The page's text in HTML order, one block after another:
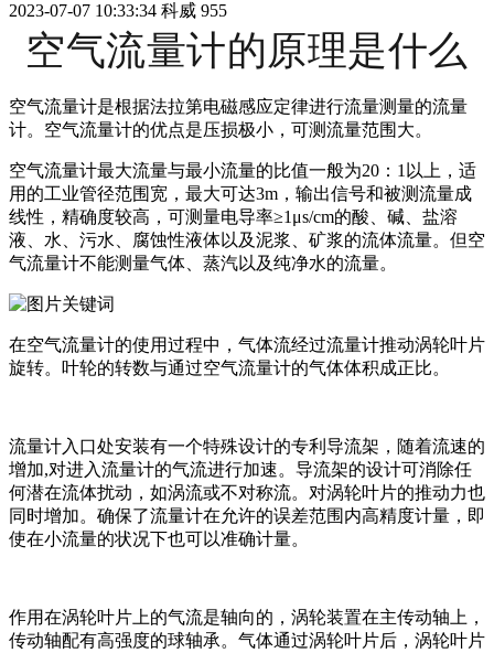
2023-07-07 10:33:34 科威 955
空气流量计的原理是什么
空气流量计是根据法拉第电磁感应定律进行流量测量的流量
计。空气流量计的优点是压损极小，可测流量范围大。
空气流量计最大流量与最小流量的比值一般为20：1以上，适
用的工业管径范围宽，最大可达3m，输出信号和被测流量成
线性，精确度较高，可测量电导率≥1μs/cm的酸、碱、盐溶
液、水、污水、腐蚀性液体以及泥浆、矿浆的流体流量。但空
气流量计不能测量气体、蒸汽以及纯净水的流量。
在空气流量计的使用过程中，气体流经过流量计推动涡轮叶片
旋转。叶轮的转数与通过空气流量计的气体体积成正比。
流量计入口处安装有一个特殊设计的专利导流架，随着流速的
增加,对进入流量计的气流进行加速。导流架的设计可消除任
何潜在流体扰动，如涡流或不对称流。对涡轮叶片的推动力也
同时增加。确保了流量计在允许的误差范围内高精度计量，即
使在小流量的状况下也可以准确计量。
作用在涡轮叶片上的气流是轴向的，涡轮装置在主传动轴上，
传动轴配有高强度的球轴承。气体通过涡轮叶片后，涡轮叶片